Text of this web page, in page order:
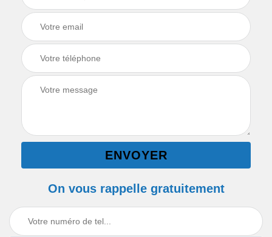
On vous rappelle gratuitement